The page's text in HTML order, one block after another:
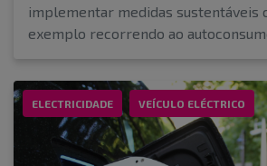
implementar medidas sustentáveis
exemplo recorrendo ao
ELECTRICIDADE VEÍCULO ELÉCTRICO